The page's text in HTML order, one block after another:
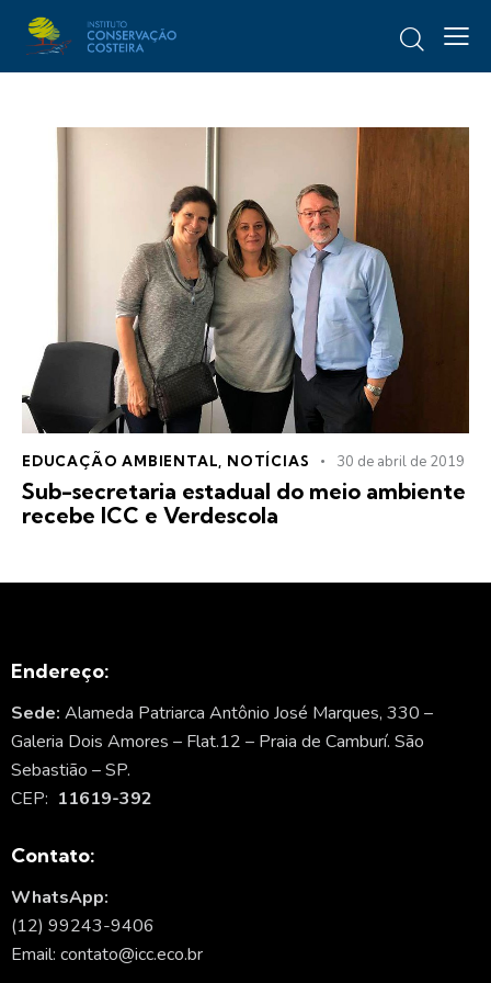
EDUCAÇÃO AMBIENTAL NOTÍCIAS 30 de abril de 2019
Sub-secretaria estadual do meio ambiente
recebe ICC e Verdescola
Endereço:
Sede: Alameda Patriarca Antônio José Marques, 330 –
Galeria Dois Amores – Flat.12 – Praia de Camburí. São
Sebastião – SP.
CEP: 11619-392
Contato:
WhatsApp:
(12) 99243-9406
Email: contato@icc.eco.br